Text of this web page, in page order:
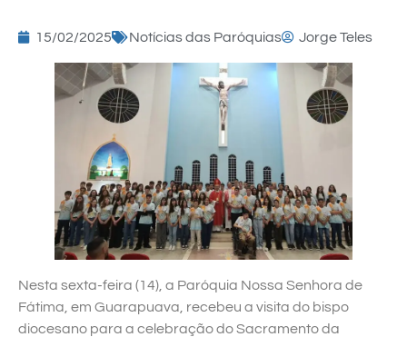
15/02/2025 Notícias das Paróquias Jorge Teles
Nesta sexta-feira (14), a Paróquia Nossa Senhora de
Fátima, em Guarapuava, recebeu a visita do bispo
diocesano para a celebração do Sacramento da